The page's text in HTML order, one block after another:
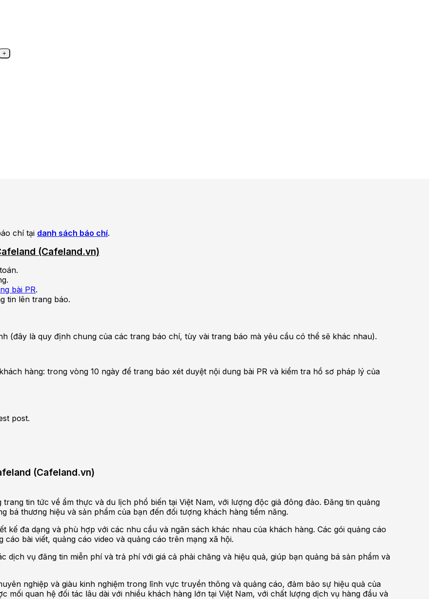
chí tại danh sách báo chí.
(Cafeland.vn)
bài PR.
tin lên trang báo.
(đây là quy định chung của các trang báo chí, tùy vài trang báo mà yêu cầu có thể sẽ khác nhau).
hàng: trong vòng 10 ngày để trang báo xét duyệt nội dung bài PR và kiểm tra hồ sơ pháp lý của
post.
(Cafeland.vn)
tin tức về ẩm thực và du lịch phổ biến tại Việt Nam, với lượng độc giả đông đảo. Đăng tin quảng
bá thương hiệu và sản phẩm của bạn đến đối tượng khách hàng tiềm năng.
kế đa dạng và phù hợp với các nhu cầu và ngân sách khác nhau của khách hàng. Các gói quảng cáo
bài viết, quảng cáo video và quảng cáo trên mạng xã hội.
dịch vụ đăng tin miễn phí và trả phí với giá cả phải chăng và hiệu quả, giúp bạn quảng bá sản phẩm và
nghiệp và giàu kinh nghiệm trong lĩnh vực truyền thông và quảng cáo, đảm bảo sự hiệu quả của
mối quan hệ đối tác lâu dài với nhiều khách hàng lớn tại Việt Nam, với chất lượng dịch vụ hàng đầu và